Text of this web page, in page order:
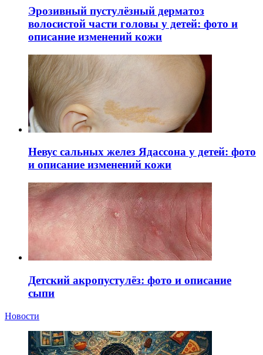
Эрозивный пустулёзный дерматоз
волосистой части головы у детей: фото и
описание изменений кожи
Невус сальных желез Ядассона у детей: фото
и описание изменений кожи
Детский акропустулёз: фото и описание
сыпи
Новости